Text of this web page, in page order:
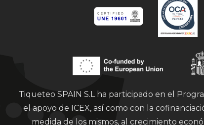
Tiqueteo SPAIN S.L ha participado en el
el apoyo de ICEX, así como con la
medida de los mismos, al crecimiento